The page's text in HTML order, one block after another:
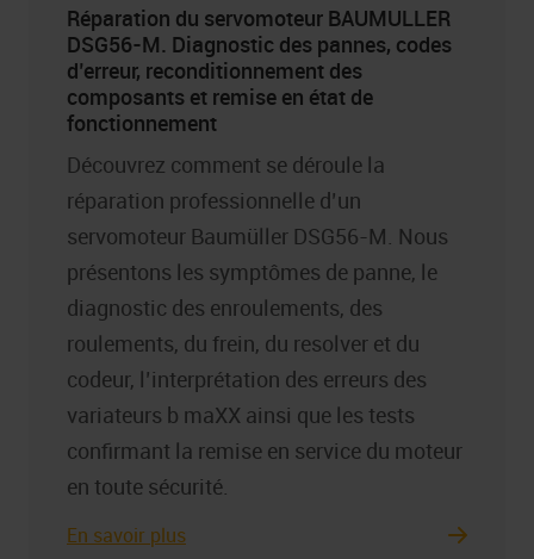
Réparation du servomoteur BAUMULLER
DSG56-M. Diagnostic des pannes, codes
d’erreur, reconditionnement des
composants et remise en état de
fonctionnement
Découvrez comment se déroule la
réparation professionnelle d’un
servomoteur Baumüller DSG56-M. Nous
présentons les symptômes de panne, le
diagnostic des enroulements, des
roulements, du frein, du resolver et du
codeur, l’interprétation des erreurs des
variateurs b maXX ainsi que les tests
confirmant la remise en service du moteur
en toute sécurité.
En savoir plus